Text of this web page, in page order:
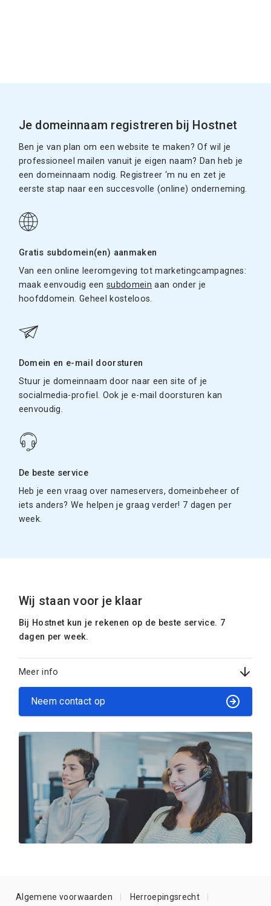
Je domeinnaam registreren bij Hostnet
Ben je van plan om een website te maken? Of wil je
professioneel mailen vanuit je eigen naam? Dan heb je
een domeinnaam nodig. Registreer ‘m nu en zet je
eerste stap naar een succesvolle (online) onderneming.
Gratis subdomein(en) aanmaken
Van een online leeromgeving tot marketingcampagnes:
maak eenvoudig eensubdomein aan onder je
hoofddomein. Geheel kosteloos.
Domein en e-mail doorsturen
Stuur je domeinnaam door naar een site of je
socialmedia-profiel. Ook je e-mail doorsturen kan
eenvoudig.
De beste service
Heb je een vraag over nameservers, domeinbeheer of
iets anders? We helpen je graag verder! 7 dagen per
week.
Wij staan voor je klaar
Bij Hostnet kun je rekenen op de beste service. 7
dagen per week.
Meer info
Neem contact op
Algemene voorwaarden Herroepingsrecht